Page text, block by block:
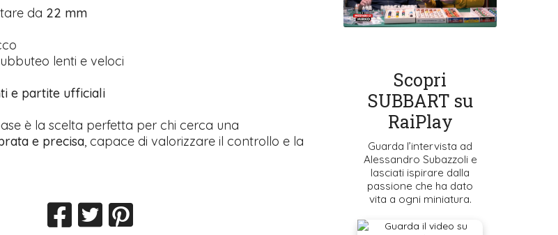
da 22 mm
lenti e veloci
e partite ufficiali
è la scelta perfetta per chi cerca una
e precisa, capace di valorizzare il controllo e la
Scopri
SUBBART su
RaiPlay
Guarda l’intervista ad
Alessandro Subazzoli e
lasciati ispirare dalla
passione che ha dato
vita a ogni miniatura.